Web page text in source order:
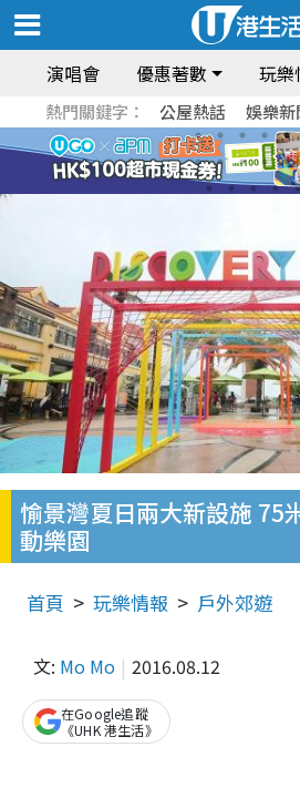
演唱會 優惠著數 玩樂
熱門關鍵字： 公屋熱話 娛樂新
愉景灣夏日兩大新設施 75
動樂園
首頁 玩樂情報 戶外郊遊
文: Mo Mo 2016.08.12
在Google追蹤
《UHK 港生活》